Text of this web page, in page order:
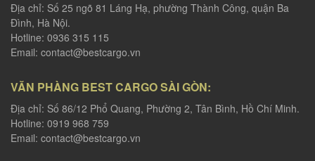
Địa chỉ: Số 25 ngõ 81 Láng Hạ, phường Thành Công, quận Ba
Đình, Hà Nội.
Hotline: 0936 315 115
Email: contact@bestcargo.vn
VĂN PHÀNG BEST CARGO SÀI GÒN:
Địa chỉ: Số 86/12 Phổ Quang, Phường 2, Tân Bình, Hồ Chí Minh.
Hotline: 0919 968 759
Email: contact@bestcargo.vn